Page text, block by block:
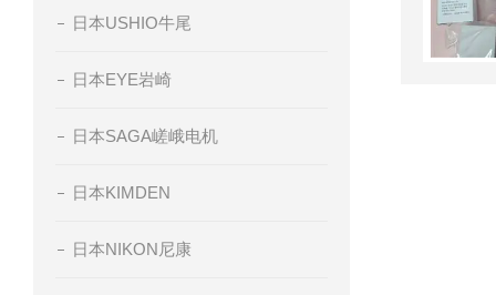
日本USHIO牛尾
日本EYE岩崎
日本SAGA嵯峨电机
日本KIMDEN
日本NIKON尼康